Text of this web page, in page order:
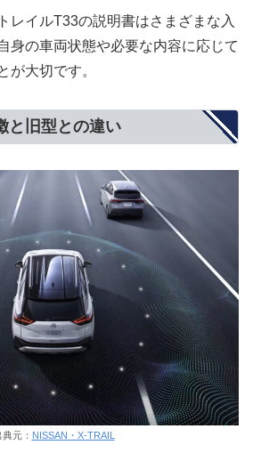
レイルT33の説明書はさまざまな入
身の車両状態や必要な内容に応じて
が大切です。
と旧型との違い
典元： NISSAN・X-TRAIL